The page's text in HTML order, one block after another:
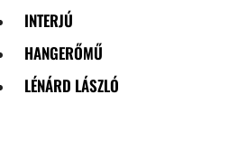
INTERJÚ
HANGERŐMŰ
LÉNÁRD LÁSZLÓ